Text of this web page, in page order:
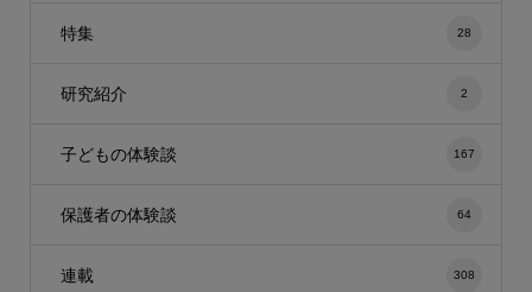
特集 28
研究紹介 2
子どもの体験談 167
保護者の体験談 64
連載 308